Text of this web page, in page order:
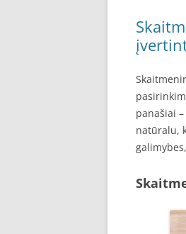
panašiai
natūralu,